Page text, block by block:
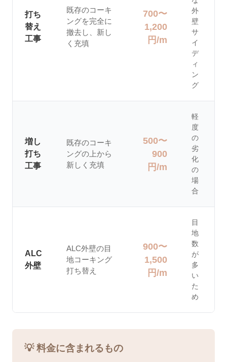
打ち
替え
工事
既存のコーキ
ングを完全に
撤去し、新し
く充填
700〜
1,200
円/m
外
壁
サ
イ
デ
ィ
ン
グ
増し
打ち
工事
既存のコーキ
ングの上から
新しく充填
500〜
900
円/m
軽
度
の
劣
化
の
場
合
ALC
外壁
ALC外壁の目
地コーキング
打ち替え
900〜
1,500
円/m
目
地
数
が
多
い
た
め
💡 料金に含まれるもの